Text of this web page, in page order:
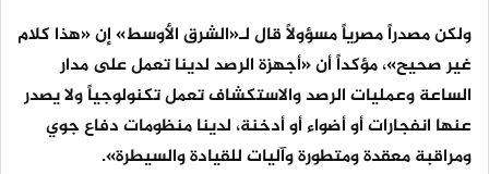
ولكن مصدراً مصرياً مسؤولاً قال لـ«الشرق الأوسط» إن «هذا كلام
غير صحيح»، مؤكداً أن «أجهزة الرصد لدينا تعمل على مدار
الساعة وعمليات الرصد والاستكشاف تعمل تكنولوجياً ولا يصدر
عنها انفجارات أو أضواء أو أدخنة، لدينا منظومات دفاع جوي
ومراقبة معقدة ومتطورة وآليات للقيادة والسيطرة».